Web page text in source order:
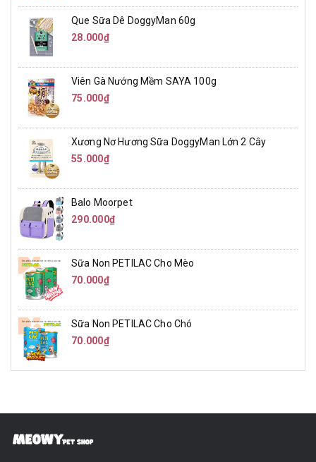
Que Sữa Dê DoggyMan 60g
28.000₫
Viên Gà Nướng Mềm SAYA 100g
75.000₫
Xương Nơ Hương Sữa DoggyMan Lớn 2 Cây
55.000₫
Balo Moorpet
290.000₫
Sữa Non PETILAC Cho Mèo
70.000₫
Sữa Non PETILAC Cho Chó
70.000₫